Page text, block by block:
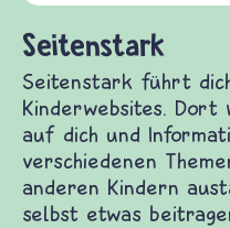
Seitenstark
Seitenstark führt
Kinderwebsites. Dort
auf dich und
verschiedenen
anderen Kindern
selbst etwas